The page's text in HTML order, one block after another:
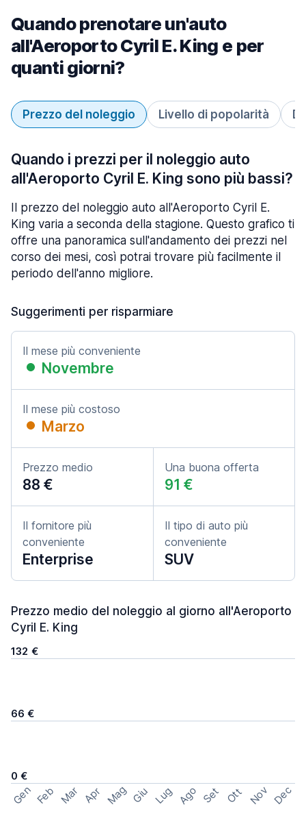
Quando prenotare un'auto
all'Aeroporto Cyril E. King e per
quanti giorni?
Prezzo del noleggio Livello di popolarità
Quando i prezzi per il noleggio auto
all'Aeroporto Cyril E. King sono più bassi?
Il prezzo del noleggio auto all'Aeroporto Cyril E.
King varia a seconda della stagione. Questo grafico ti
offre una panoramica sull'andamento dei prezzi nel
corso dei mesi, così potrai trovare più facilmente il
periodo dell'anno migliore.
Suggerimenti per risparmiare
Il mese più conveniente
Novembre
Il mese più costoso
Marzo
Prezzo medio
88 €
Una buona offerta
91 €
Il fornitore più
conveniente
Enterprise
Il tipo di auto più
conveniente
SUV
Prezzo medio del noleggio al giorno all'Aeroporto
Cyril E. King
132 €
66 €
0 €
Gen Feb Mar Apr Mag Giu Lug Ago Set Ott Nov Dec